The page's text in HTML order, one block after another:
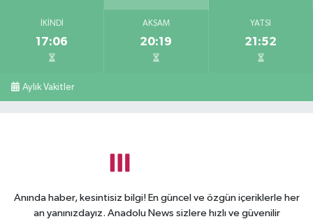
İKINDI
17:06
AKŞAM
20:19
YATSI
21:52
Aylık Vakitler
Anında haber, kesintisiz bilgi! En güncel ve özgün içeriklerle her
an yanınızdayız. Anadolu News sizlere hızlı ve güvenilir